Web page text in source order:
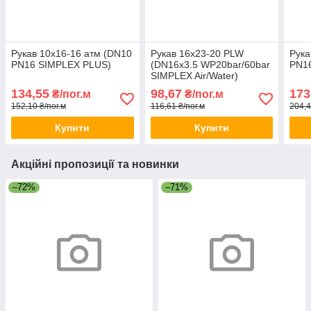
Рукав 10х16-16 атм (DN10
PN16 SIMPLEX PLUS)
134,55 ₴/пог.м
152,10 ₴/пог.м
Купити
Рукав 16х23-20 PLW
(DN16х3.5 WP20bar/60bar
SIMPLEX Air/Water)
98,67₴/пог.м
116,61 ₴/пог.м
Купити
Акційні пропозиції та новинки
–72% –71%